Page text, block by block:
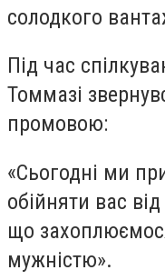
солодкого
Під час
Томмазі
промовою:
«Сьогодні ми
обійняти вас від
що
мужністю».